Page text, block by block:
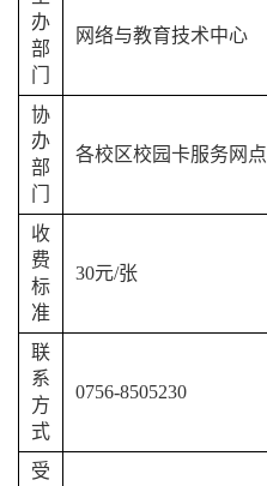
办
部
门
网络与教育技术中心
协
办
部
门
各校区校园卡服务网点
收
费
标
准
30元/张
联
系
方
式
0756-8505230
受